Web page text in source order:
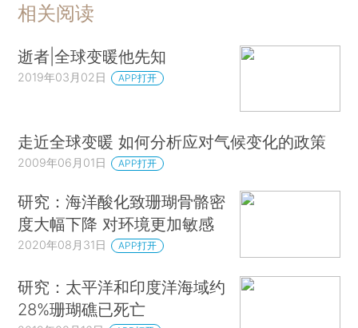
相关阅读
逝者|全球变暖他先知
2019年03月02日 APP打开
走近全球变暖 如何分析应对气候变化的政策
2009年06月01日 APP打开
研究：海洋酸化致珊瑚骨骼密
度大幅下降 对环境更加敏感
2020年08月31日 APP打开
研究：太平洋和印度洋海域约
28%珊瑚礁已死亡